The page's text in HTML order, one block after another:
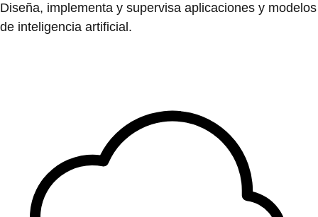
Diseña, implementa y supervisa aplicaciones y modelos
de inteligencia artificial.